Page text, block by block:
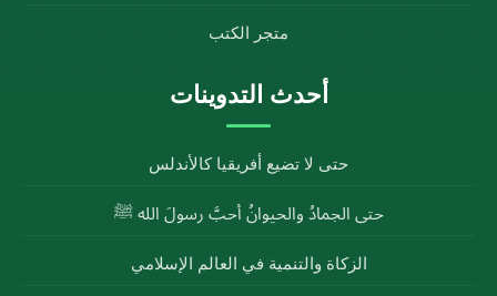
متجر الكتب
أحدث التدوينات
حتى لا تضيع أفريقيا كالأندلس
حتى الجمادُ والحيوانُ أحبَّ رسولَ الله ﷺ
الزكاة والتنمية في العالم الإسلامي